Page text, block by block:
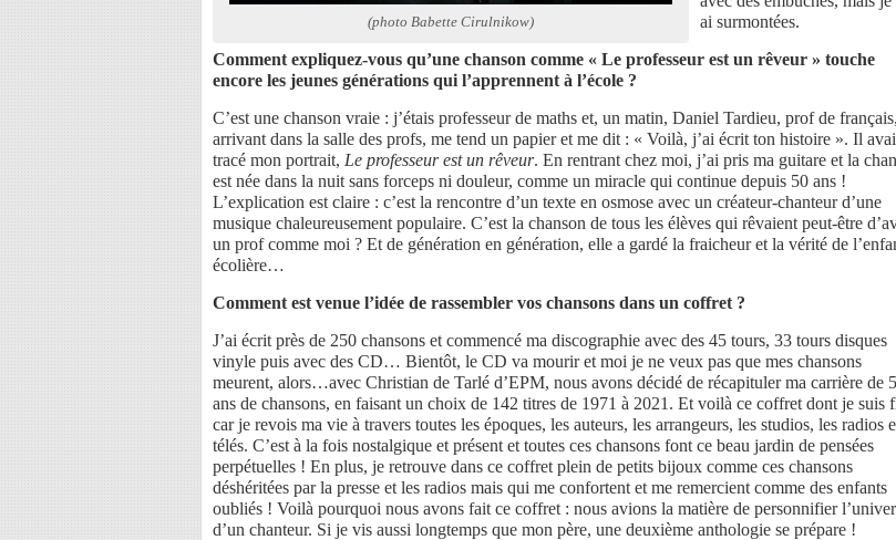
(photo Babette Cirulnikow)
ai surmontées.
Comment expliquez-vous qu’une chanson comme « Le professeur est un rêveur » touche
encore les jeunes générations qui l’apprennent à l’école ?
C’est une chanson vraie : j’étais professeur de maths et, un matin, Daniel Tardieu, prof de
arrivant dans la salle des profs, me tend un papier et me dit : « Voilà, j’ai écrit ton histoire ». Il
tracé mon portrait, Le professeur est un rêveur. En rentrant chez moi, j’ai pris ma guitare et la
est née dans la nuit sans forceps ni douleur, comme un miracle qui continue depuis 50 ans !
L’explication est claire : c’est la rencontre d’un texte en osmose avec un créateur-chanteur d’une
musique chaleureusement populaire. C’est la chanson de tous les élèves qui rêvaient peut-être
un prof comme moi ? Et de génération en génération, elle a gardé la fraicheur et la vérité de
écolière…
Comment est venue l’idée de rassembler vos chansons dans un coffret ?
J’ai écrit près de 250 chansons et commencé ma discographie avec des 45 tours, 33 tours disques
vinyle puis avec des CD… Bientôt, le CD va mourir et moi je ne veux pas que mes chansons
meurent, alors…avec Christian de Tarlé d’EPM, nous avons décidé de récapituler ma carrière de
ans de chansons, en faisant un choix de 142 titres de 1971 à 2021. Et voilà ce coffret dont je suis
car je revois ma vie à travers toutes les époques, les auteurs, les arrangeurs, les studios, les radios
télés. C’est à la fois nostalgique et présent et toutes ces chansons font ce beau jardin de pensées
perpétuelles ! En plus, je retrouve dans ce coffret plein de petits bijoux comme ces chansons
déshéritées par la presse et les radios mais qui me confortent et me remercient comme des enfants
oubliés ! Voilà pourquoi nous avons fait ce coffret : nous avions la matière de personnifier
d’un chanteur. Si je vis aussi longtemps que mon père, une deuxième anthologie se prépare !